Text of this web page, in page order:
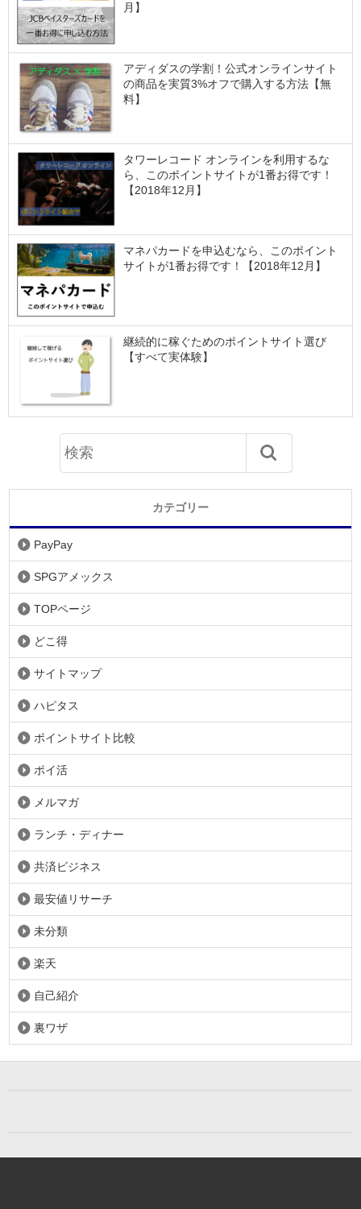
月】
アディダスの学割！公式オンラインサイト
の商品を実質3%オフで購入する方法【無
料】
タワーレコード オンラインを利用するな
ら、このポイントサイトが1番お得です！
【2018年12月】
マネパカードを申込むなら、このポイント
サイトが1番お得です！【2018年12月】
継続的に稼ぐためのポイントサイト選び
【すべて実体験】
カテゴリー
PayPay
SPGアメックス
TOPページ
どこ得
サイトマップ
ハピタス
ポイントサイト比較
ポイ活
メルマガ
ランチ・ディナー
共済ビジネス
最安値リサーチ
未分類
楽天
自己紹介
裏ワザ